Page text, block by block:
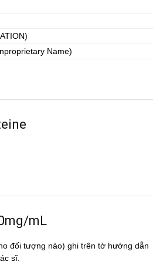
Name)
mL
đối tượng nào) ghi trên tờ hướng dẫn
sĩ.